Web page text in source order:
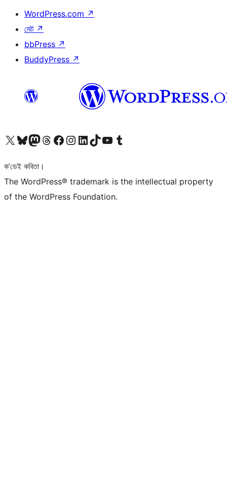
WordPress.com ↗
মেট ↗
bbPress ↗
BuddyPress ↗
আমাৰ X (আগৰ Twitter) একাউণ্টলৈ যাওকআমাৰ Bluesky একাউণ্টলৈ যাওকআমাৰ Mastodon একাউণ্টলৈ যাওকআমাৰ Threads একাউণ্টলৈ যাওকআমাৰ Facebook পৃষ্ঠালৈ যাওকআমাৰ Instagram একাউণ্টলৈ যাওকআমাৰ LinkedIn একাউণ্টলৈ যাওকআমাৰ TikTok একাউণ্টলৈ যাওকআমাৰ YouTube চেনেললৈ যাওকআমাৰ Tumblr একাউণ্টলৈ যাওক
ক’ডেই কবিতা।
The WordPress® trademark is the intellectual property
of the WordPress Foundation.